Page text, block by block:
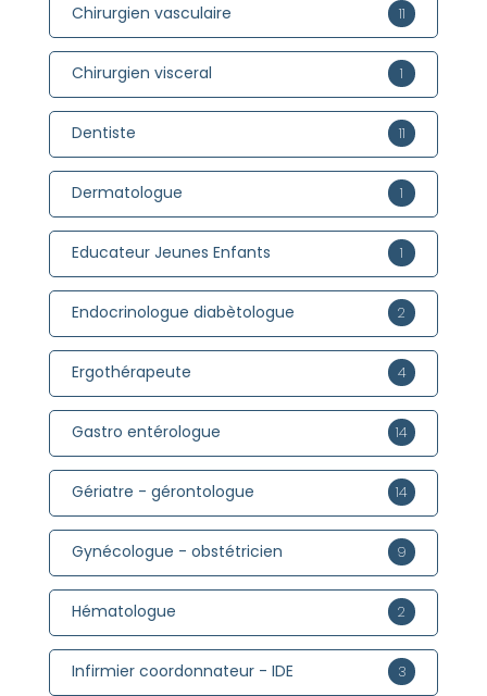
Chirurgien vasculaire 11
Chirurgien visceral 1
Dentiste 11
Dermatologue 1
Educateur Jeunes Enfants 1
Endocrinologue diabètologue 2
Ergothérapeute 4
Gastro entérologue 14
Gériatre - gérontologue 14
Gynécologue - obstétricien 9
Hématologue 2
Infirmier coordonnateur - IDE 3